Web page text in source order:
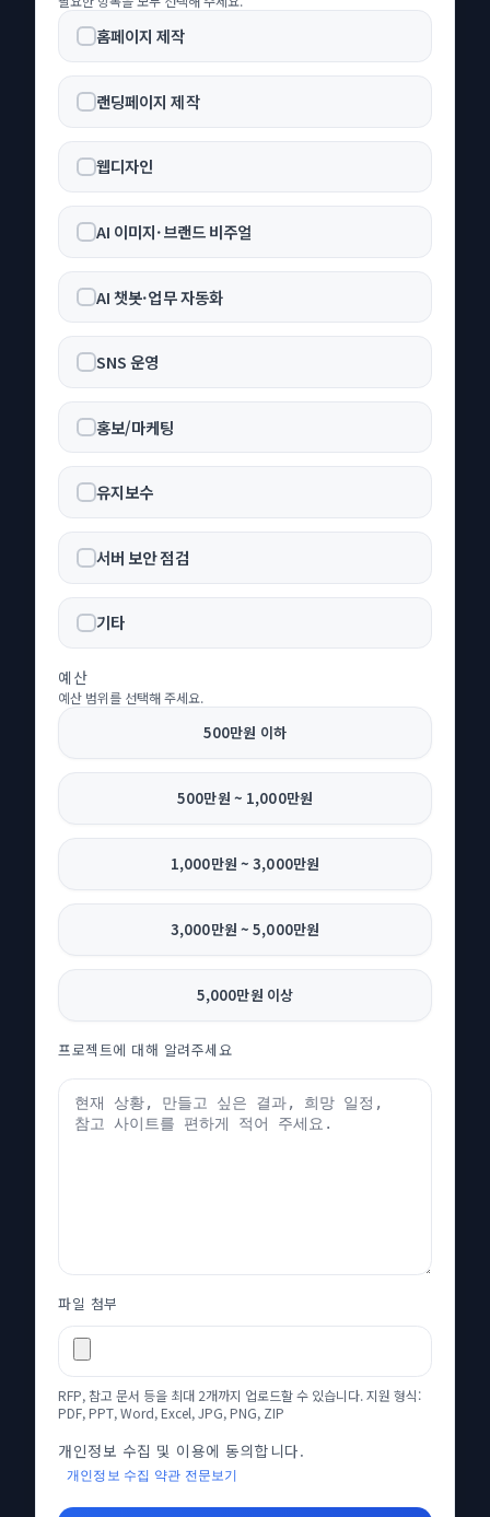
홈페이지 제작
랜딩페이지 제작
웹디자인
AI 이미지·브랜드 비주얼
AI 챗봇·업무 자동화
SNS 운영
홍보/마케팅
유지보수
서버 보안 점검
기타
예산
예산 범위를 선택해 주세요.
500만원 이하
500만원 ~ 1,000만원
1,000만원 ~ 3,000만원
3,000만원 ~ 5,000만원
5,000만원 이상
프로젝트에 대해 알려주세요
파일 첨부
RFP, 참고 문서 등을 최대 2개까지 업로드할 수 있습니다. 지원 형식:
PDF, PPT, Word, Excel, JPG, PNG, ZIP
개인정보 수집 및 이용에 동의합니다.
개인정보 수집 약관 전문보기